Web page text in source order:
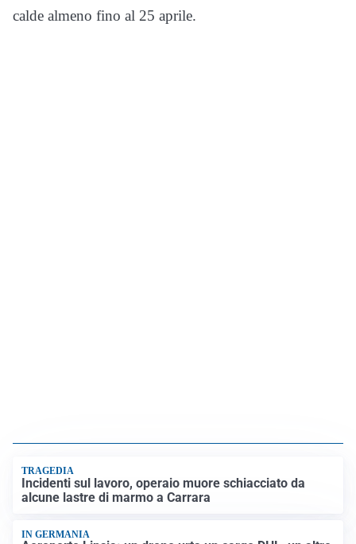
calde almeno fino al 25 aprile.
TRAGEDIA
Incidenti sul lavoro, operaio muore schiacciato da
alcune lastre di marmo a Carrara
IN GERMANIA